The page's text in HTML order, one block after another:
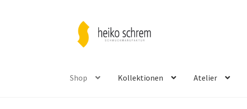
Zur
Navigation
springen
Zum
Inhalt
springen
Shop Kollektionen Atelier